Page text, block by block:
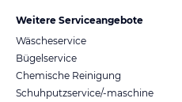
Weitere Serviceangebote
Wäscheservice
Bügelservice
Chemische Reinigung
Schuhputzservice/-maschine